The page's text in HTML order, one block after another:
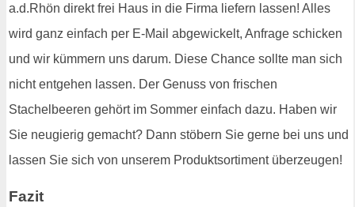
a.d.Rhön direkt frei Haus in die Firma liefern lassen! Alles
wird ganz einfach per E-Mail abgewickelt, Anfrage schicken
und wir kümmern uns darum. Diese Chance sollte man sich
nicht entgehen lassen. Der Genuss von frischen
Stachelbeeren gehört im Sommer einfach dazu. Haben wir
Sie neugierig gemacht? Dann stöbern Sie gerne bei uns und
lassen Sie sich von unserem Produktsortiment überzeugen!
Fazit